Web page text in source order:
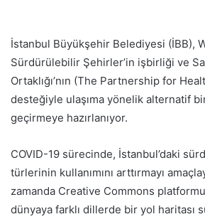
r
m
e
k
İstanbul Büyükşehir Belediyesi (İBB),
Sürdürülebilir Şehirler’in işbirliği ve
Ortaklığı’nın (The Partnership for
desteğiyle ulaşıma yönelik alternatif
geçirmeye hazırlanıyor.
COVID-19 sürecinde, İstanbul’daki
türlerinin kullanımını arttırmayı
zamanda Creative Commons platformu
dünyaya farklı dillerde bir yol haritası